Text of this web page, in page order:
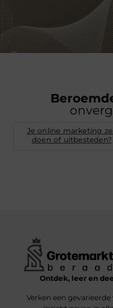
Je online marketing
doen of uitbesteden?
Ontdek, leer en
Verken een